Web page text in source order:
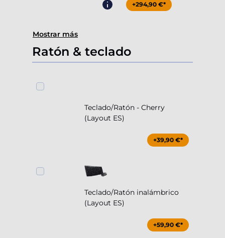
+294,90 €*
Mostrar más
Ratón & teclado
Teclado/Ratón - Cherry
(Layout ES)
+39,90 €*
Teclado/Ratón inalámbrico
(Layout ES)
+59,90 €*